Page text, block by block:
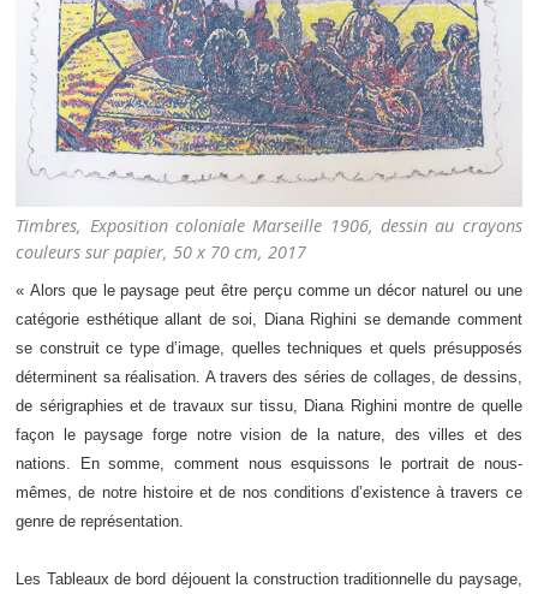
Timbres, Exposition coloniale Marseille 1906, dessin au crayons
couleurs sur papier, 50 x 70 cm, 2017
« Alors que le paysage peut être perçu comme un décor naturel ou une
catégorie esthétique allant de soi, Diana Righini se demande comment
se construit ce type d’image, quelles techniques et quels présupposés
déterminent sa réalisation. A travers des séries de collages, de dessins,
de sérigraphies et de travaux sur tissu, Diana Righini montre de quelle
façon le paysage forge notre vision de la nature, des villes et des
nations. En somme, comment nous esquissons le portrait de nous-
mêmes, de notre histoire et de nos conditions d’existence à travers ce
genre de représentation.
Les Tableaux de bord déjouent la construction traditionnelle du paysage,